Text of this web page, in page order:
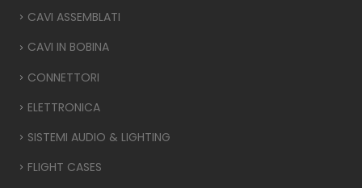
CAVI ASSEMBLATI
CAVI IN BOBINA
CONNETTORI
ELETTRONICA
SISTEMI AUDIO & LIGHTING
FLIGHT CASES